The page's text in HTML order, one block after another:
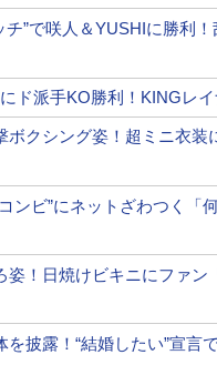
は両者の体格差。身長は
常な体重差だ。果たして
が序盤から俊速の左ハ
めく。スピーディーな蹴
伸ばした左手が当たった
ブと攻め続けるが、安
ンチの交差も、安保の
たが、タイムアップ。
チ”で咲人＆YUSHIに勝利
ド派手KO勝利！KINGレ
ボクシング姿！超ミニ衣
ンビ”にネットざわつく「
！日焼けビキニにファン
披露！“結婚したい”宣言